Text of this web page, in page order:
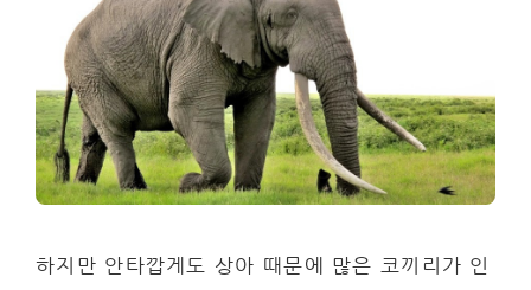
하지만 안타깝게도 상아 때문에 많은 코끼리가 인